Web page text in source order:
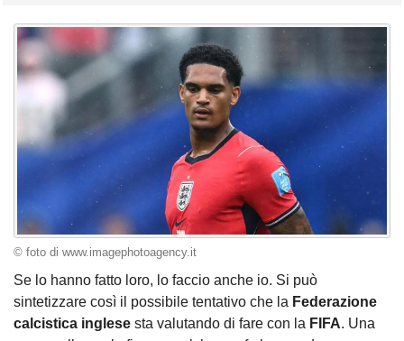
© foto di www.imagephotoagency.it
Se lo hanno fatto loro, lo faccio anche io. Si può
sintetizzare così il possibile tentativo che la Federazione
calcistica inglese sta valutando di fare con la FIFA. Una